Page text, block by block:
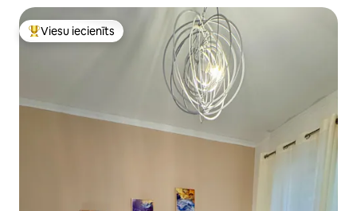
Populārs viesu iecienīts mājoklis
Viesu iecienīts